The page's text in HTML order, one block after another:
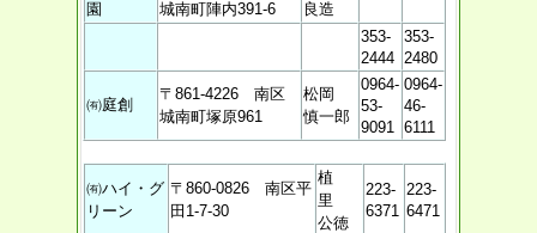
園
城南町陣内391-6
良造
353-
2444
353-
2480
㈲庭創
〒861-4226 南区
城南町塚原961
松岡
慎一郎
0964-
53-
9091
0964-
46-
6111
㈲ハイ・グ
リーン
〒860-0826 南区平
田1-7-30
植
里
公徳
223-
6371
223-
6471